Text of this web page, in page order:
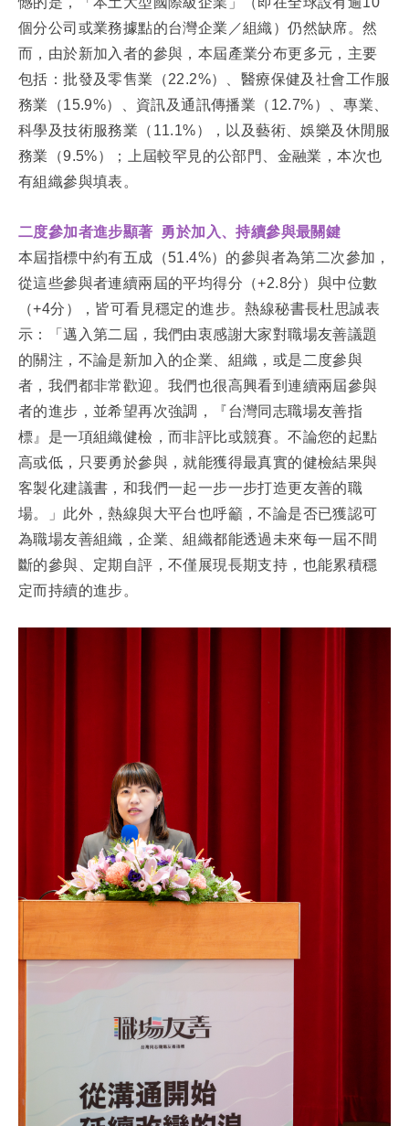
個分公司或業務據點的台灣企業／組織）仍然缺席。然
而，由於新加入者的參與，本屆產業分布更多元，主要
包括：批發及零售業（22.2%）、醫療保健及社會工作服
務業（15.9%）、資訊及通訊傳播業（12.7%）、專業、
科學及技術服務業（11.1%），以及藝術、娛樂及休閒服
務業（9.5%）；上屆較罕見的公部門、金融業，本次也
有組織參與填表。
二度參加者進步顯著 勇於加入、持續參與最關鍵
本屆指標中約有五成（51.4%）的參與者為第二次參加，
從這些參與者連續兩屆的平均得分（+2.8分）與中位數
（+4分），皆可看見穩定的進步。熱線秘書長杜思誠表
示：「邁入第二屆，我們由衷感謝大家對職場友善議題
的關注，不論是新加入的企業、組織，或是二度參與
者，我們都非常歡迎。我們也很高興看到連續兩屆參與
者的進步，並希望再次強調，『台灣同志職場友善指
標』是一項組織健檢，而非評比或競賽。不論您的起點
高或低，只要勇於參與，就能獲得最真實的健檢結果與
客製化建議書，和我們一起一步一步打造更友善的職
場。」此外，熱線與大平台也呼籲，不論是否已獲認可
為職場友善組織，企業、組織都能透過未來每一屆不間
斷的參與、定期自評，不僅展現長期支持，也能累積穩
定而持續的進步。